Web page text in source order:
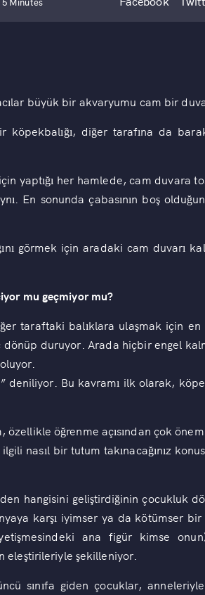
büyük bir akvaryumu cam bir
köpekbalığı, diğer tarafına da
yaptığı her hamlede, cam duvara
En sonunda çabasının boş
görmek için aradaki cam duvarı
mu geçmiyor mu?
taraftaki balıklara ulaşmak için
duruyor. Arada hiçbir engel
Bu kavramı ilk olarak,
özellikle öğrenme açısından çok
nasıl bir tutum takınacağınız
hangisini geliştirdiğinin çocukluk
karşı iyimser ya da kötümser bir
ana figür kimse
eleştirileriyle şekilleniyor.
sınıfa giden çocuklar,